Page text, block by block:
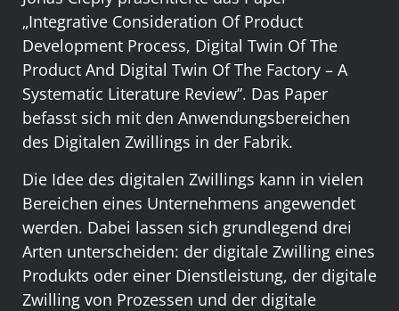
„Integrative Consideration Of Product
Development Process, Digital Twin Of The
Product And Digital Twin Of The Factory – A
Systematic Literature Review”. Das Paper
befasst sich mit den Anwendungsbereichen
des Digitalen Zwillings in der Fabrik.
Die Idee des digitalen Zwillings kann in vielen
Bereichen eines Unternehmens angewendet
werden. Dabei lassen sich grundlegend drei
Arten unterscheiden: der digitale Zwilling eines
Produkts oder einer Dienstleistung, der digitale
Zwilling von Prozessen und der digitale